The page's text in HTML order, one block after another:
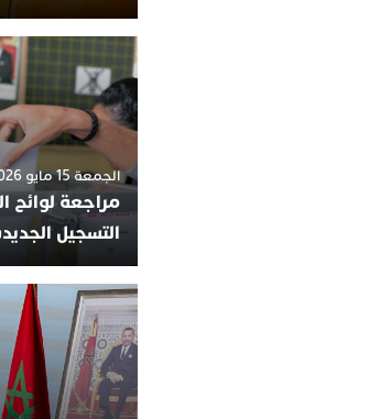
الجمعة 15 مايو 2026 - 5:19
مراجعة لوائح
التسجيل